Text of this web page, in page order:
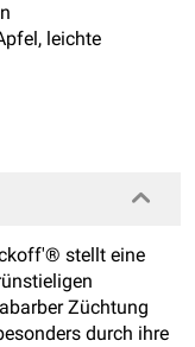
leichte
stellt eine
Züchtung
durch ihre